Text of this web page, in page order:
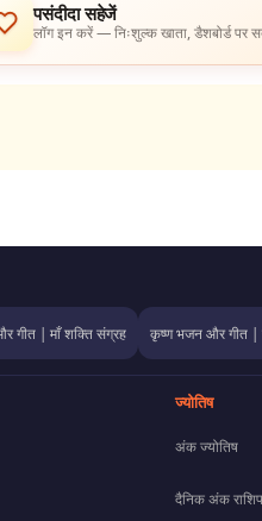
पसंदीदा सहेजें
लॉग इन करें — निःशुल्क खाता, डैशबोर्ड पर
गीत | माँ शक्ति संग्रह कृष्ण भजन और गीत |
ज्योतिष
अंक ज्योतिष
दैनिक अंक